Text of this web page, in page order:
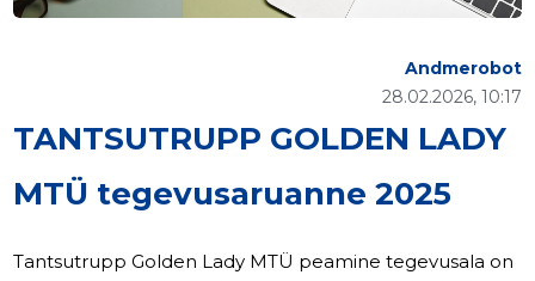
TANTSUTRUPP GOLDEN LADY
MTÜ tegevusaruanne 2025
28.02.2026, 10:17
Andmerobot
Tantsutrupp Golden Lady MTÜ peamine tegevusala on